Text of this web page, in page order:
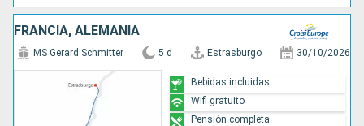
FRANCIA, ALEMANIA
MS Gerard Schmitter 5 d Estrasburgo 30/10/2026
Bebidas incluidas
Wifi gratuito
Pensión completa